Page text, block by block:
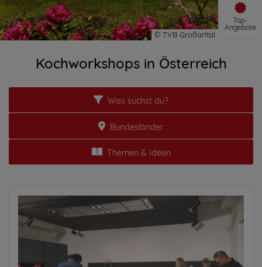
Top-
Angebote
Kochworkshops in Österreich
Was suchst du?
Bundesländer
Themen & Ideen